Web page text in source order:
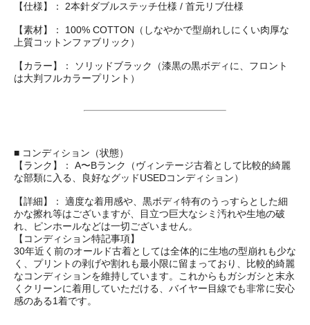
【仕様】： 2本針ダブルステッチ仕様 / 首元リブ仕様
【素材】： 100% COTTON（しなやかで型崩れしにくい肉厚な
上質コットンファブリック）
【カラー】： ソリッドブラック（漆黒の黒ボディに、フロント
は大判フルカラープリント）
■ コンディション（状態）
【ランク】： A〜Bランク（ヴィンテージ古着として比較的綺麗
な部類に入る、良好なグッドUSEDコンディション）
【詳細】： 適度な着用感や、黒ボディ特有のうっすらとした細
かな擦れ等はございますが、目立つ巨大なシミ汚れや生地の破
れ、ピンホールなどは一切ございません。
【コンディション特記事項】
30年近く前のオールド古着としては全体的に生地の型崩れも少な
く、プリントの剥げや割れも最小限に留まっており、比較的綺麗
なコンディションを維持しています。これからもガシガシと末永
くクリーンに着用していただける、バイヤー目線でも非常に安心
感のある1着です。